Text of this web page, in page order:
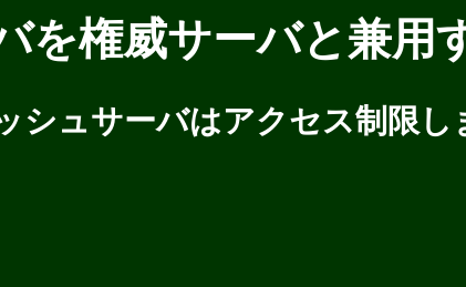
を権威サーバと兼用
シュサーバはアクセス制限し